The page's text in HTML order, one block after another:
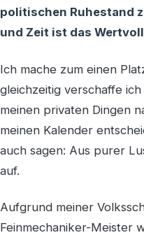
politischen Ruhestand
und Zeit ist das
Ich mache zum einen
gleichzeitig verschaffe
meinen privaten Dingen
meinen Kalender
auch sagen: Aus purer
auf.
Aufgrund meiner
Feinmechaniker-Meister